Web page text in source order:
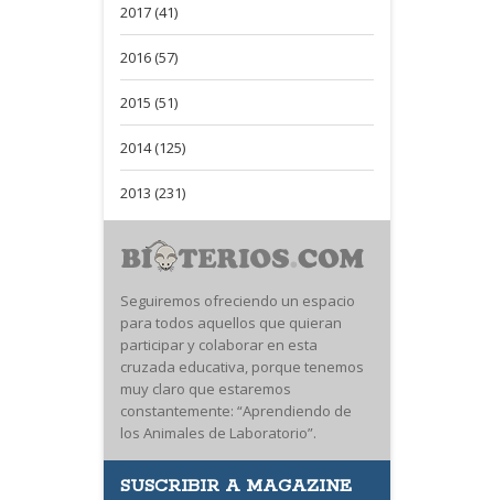
2017 (41)
2016 (57)
2015 (51)
2014 (125)
2013 (231)
Seguiremos ofreciendo un espacio
para todos aquellos que quieran
participar y colaborar en esta
cruzada educativa, porque tenemos
muy claro que estaremos
constantemente: “Aprendiendo de
los Animales de Laboratorio”.
SUSCRIBIR A MAGAZINE